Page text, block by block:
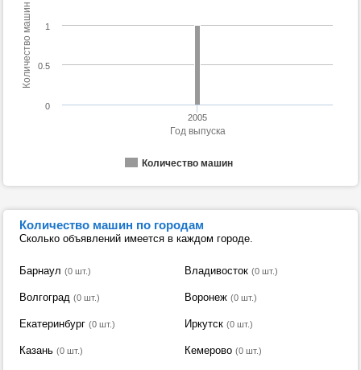
Год выпуска
Количество машин
Количество машин
2005
0
0.5
1
Количество машин по городам
Сколько объявлений имеется в каждом городе.
Барнаул (0 шт.) Владивосток (0 шт.)
Волгоград (0 шт.) Воронеж (0 шт.)
Екатеринбург (0 шт.) Иркутск (0 шт.)
Казань (0 шт.) Кемерово (0 шт.)